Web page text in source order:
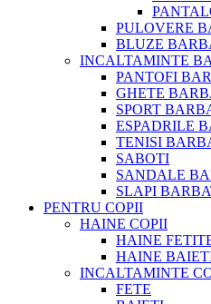
PULOVERE
BLUZE
INCALTAMINTE
PANTOFI
GHETE
SPORT
ESPADRILE
TENISI
SABOTI
SANDALE
SLAPI
PENTRU COPII
HAINE COPII
HAINE
HAINE
INCALTAMINTE
FETE